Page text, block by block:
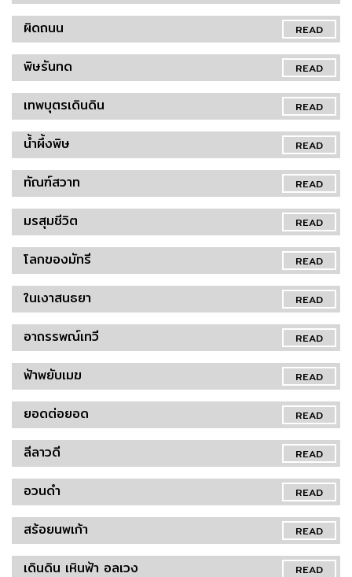
READ
ผิดถนน
READ
พิษรันทด
READ
เทพบุตรเดินดิน
READ
น้ำผึ้งพิษ
READ
ทัณฑ์สวาท
READ
มรสุมชีวิต
READ
โลกของมัทรี
READ
ในเงาสนธยา
READ
อาถรรพณ์เทวี
READ
ฟ้าพยับเมฆ
READ
ยอดต่อยอด
READ
ลีลาวดี
READ
อวนดำ
READ
สร้อยนพเก้า
READ
เดินดิน เหินฟ้า อลเวง